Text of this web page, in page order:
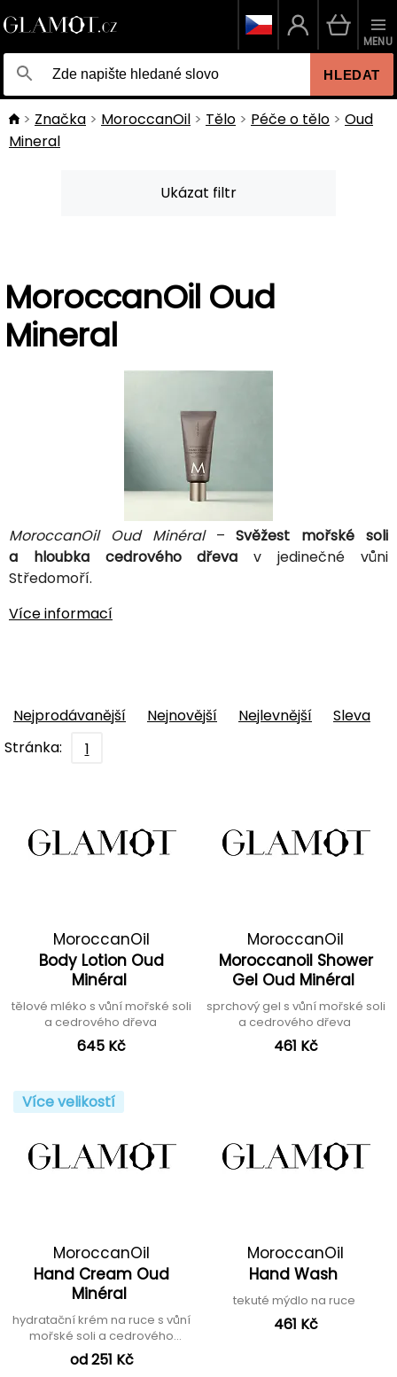
HLEDAT
MENU
Značka MoroccanOil Tělo Péče o tělo
Oud
Mineral
Ukázat filtr
MoroccanOil Oud
Mineral
MoroccanOil Oud Minéral–Svěžest mořské soli
a hloubka cedrového dřeva v jedinečné vůni
Středomoří.
Více informací
Nejprodávanější Nejnovější Nejlevnější
Sleva
Stránka:
1
MoroccanOil
Body Lotion Oud
Minéral
tělové mléko s vůní mořské soli
a cedrového dřeva
645 Kč
MoroccanOil
Moroccanoil Shower
Gel Oud Minéral
sprchový gel s vůní mořské soli
a cedrového dřeva
461 Kč
Více velikostí
MoroccanOil
Hand Cream Oud
Minéral
hydratační krém na ruce s vůní
mořské soli a cedrového
dřeva
od 251 Kč
MoroccanOil
Hand Wash
tekuté mýdlo na ruce
461 Kč